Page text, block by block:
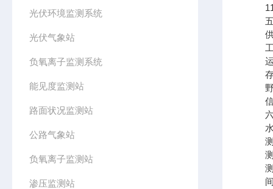
光伏环境监测系统
光伏气象站
负氧离子监测系统
能见度监测站
路面状况监测站
公路气象站
负氧离子监测站
渗压监测站
11
五
供
工
运
存
野
信
六
水
测
测
测
间